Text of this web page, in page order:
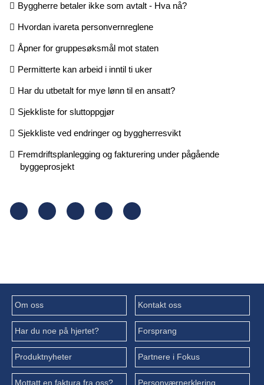
Byggherre betaler ikke som avtalt - Hva nå?
Hvordan ivareta personvernreglene
Åpner for gruppesøksmål mot staten
Permitterte kan arbeid i inntil ti uker
Har du utbetalt for mye lønn til en ansatt?
Sjekkliste for sluttoppgjør
Sjekkliste ved endringer og byggherresvikt
Fremdriftsplanlegging og fakturering under pågående
byggeprosjekt
Om oss Kontakt oss
Har du noe på hjertet? Forsprang
Produktnyheter Partnere i Fokus
Mottatt en faktura fra oss? Personværnerklering